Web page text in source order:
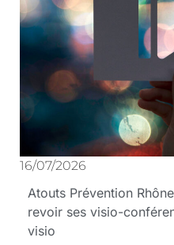
16/07/2026
Atouts Prévention
revoir ses visio-
visio